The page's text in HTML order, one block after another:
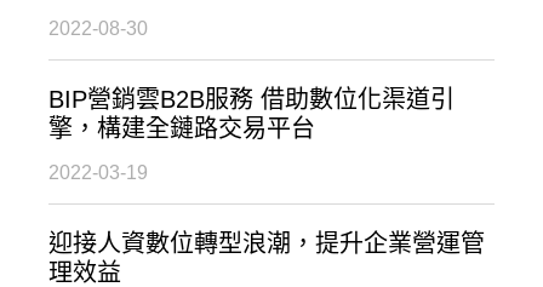
2022-08-30
BIP營銷雲B2B服務 借助數位化渠道引
擎，構建全鏈路交易平台
2022-03-19
迎接人資數位轉型浪潮，提升企業營運管
理效益